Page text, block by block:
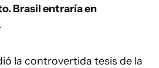
Brasil entraría en
la controvertida tesis de la